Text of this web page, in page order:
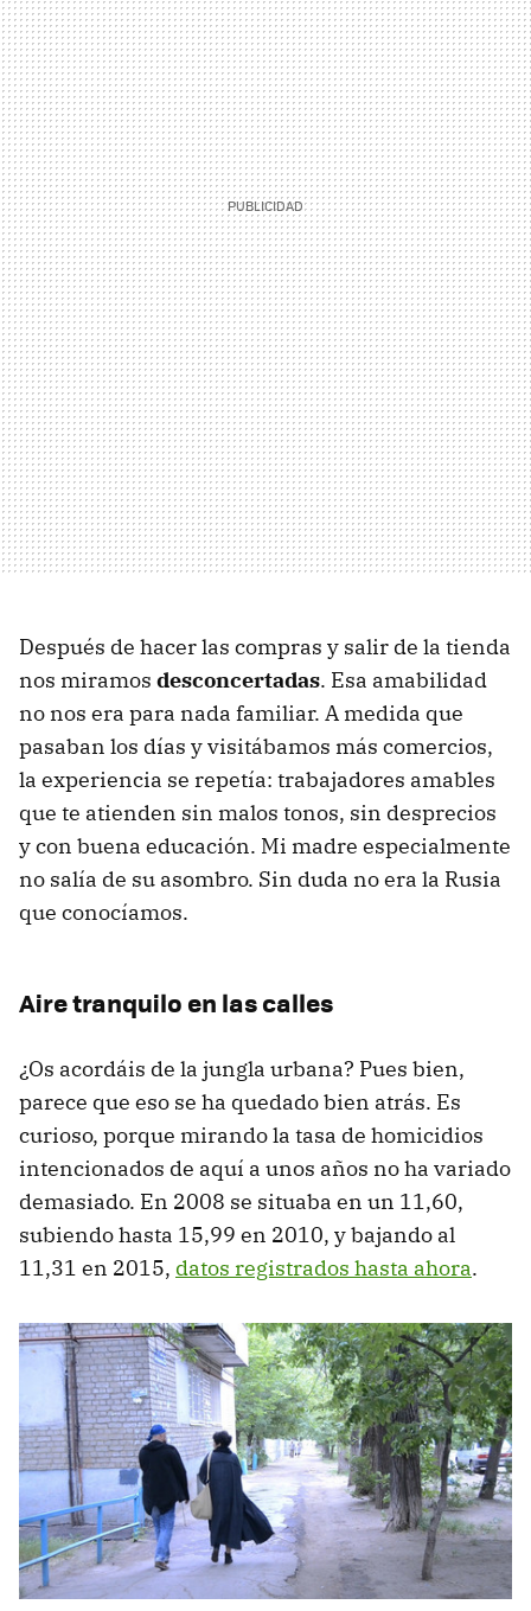
Después de hacer las compras y salir de la tienda
nos miramos desconcertadas. Esa amabilidad
no nos era para nada familiar. A medida que
pasaban los días y visitábamos más comercios,
la experiencia se repetía: trabajadores amables
que te atienden sin malos tonos, sin desprecios
y con buena educación. Mi madre especialmente
no salía de su asombro. Sin duda no era la Rusia
que conocíamos.
Aire tranquilo en las calles
¿Os acordáis de la jungla urbana? Pues bien,
parece que eso se ha quedado bien atrás. Es
curioso, porque mirando la tasa de homicidios
intencionados de aquí a unos años no ha variado
demasiado. En 2008 se situaba en un 11,60,
subiendo hasta 15,99 en 2010, y bajando al
11,31 en 2015, datos registrados hasta ahora.